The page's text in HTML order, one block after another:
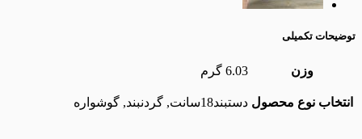
تکمیلی
وزن 6.03 گرم
نوع محصول دستبند18سانت, گردنبند, گوشواره